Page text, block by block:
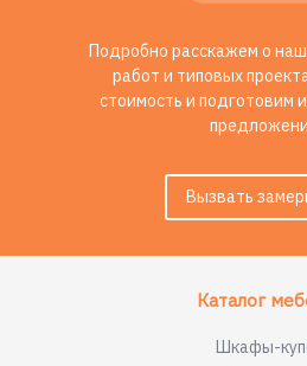
Подробно расскажем о
работ и типовых
стоимость и подготовим
Вызвать
Каталог
Шкафы-